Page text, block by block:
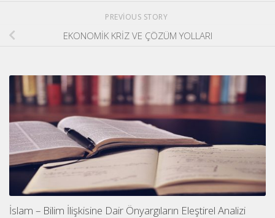
PREVIOUS STORY
EKONOMİK KRİZ VE ÇÖZÜM YOLLARI
İslam – Bilim İlişkisine Dair Önyargıların Eleştirel Analizi